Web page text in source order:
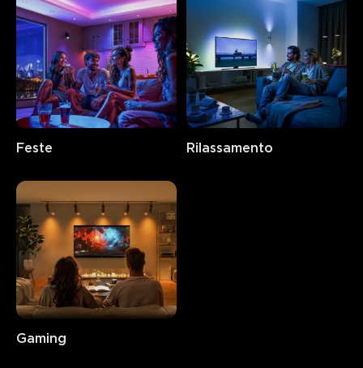
Feste Rilassamento
Gaming